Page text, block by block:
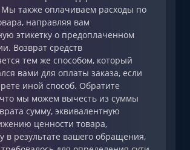
Мы также оплачиваем расходы по
направляя вам
этикетку о предоплаченном
Возврат средств
тем же способом, который
вами для оплаты заказа, если
иной способ. Обратите
мы можем вычесть из суммы
сумму, эквивалентную
ценности товара,
в результате вашего обращения,